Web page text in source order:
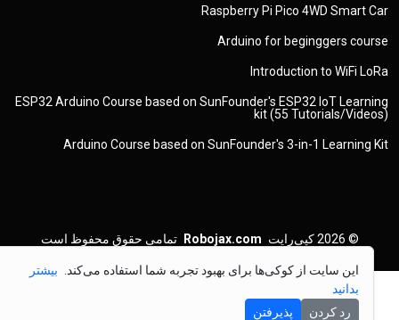
این سایت از کوکی‌ها برای بهبود تجربه شما استفاده می‌کند.
بیشتر
بدانید
رد کردن
پذیرفتن
Raspberry Pi Pico 4WD Smart Car
Arduino for beginggers course
Introduction to WiFi LoRa
ESP32 Arduino Course based on SunFounder's ESP32 IoT Learning
kit (55 Tutorials/Videos)
Arduino Course based on SunFounder's 3-in-1 Learning Kit
© 2026 کپی‌رایت Robojax.com تمامی حقوق محفوظ است